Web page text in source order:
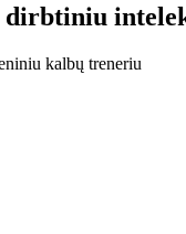
dirbtiniu
kalbų treneriu